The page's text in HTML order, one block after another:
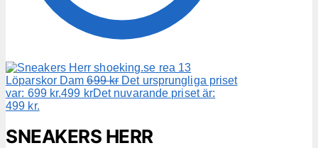
Löparskor Dam 699kr Det ursprungliga priset
var: 699 kr.499 krDet nuvarande priset är:
499 kr.
SNEAKERS HERR